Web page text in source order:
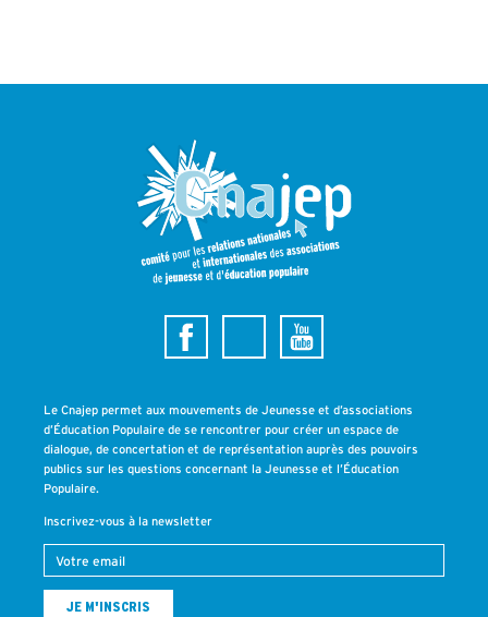
Le Cnajep permet aux mouvements de Jeunesse et d’associations
d’Éducation Populaire de se rencontrer pour créer un espace de
dialogue, de concertation et de représentation auprès des pouvoirs
publics sur les questions concernant la Jeunesse et l’Éducation
Populaire.
Inscrivez-vous à la newsletter